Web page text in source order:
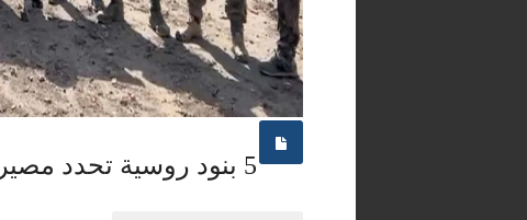
5 بنود روسية تحدد مصير قوات فاغنر ورئيسها